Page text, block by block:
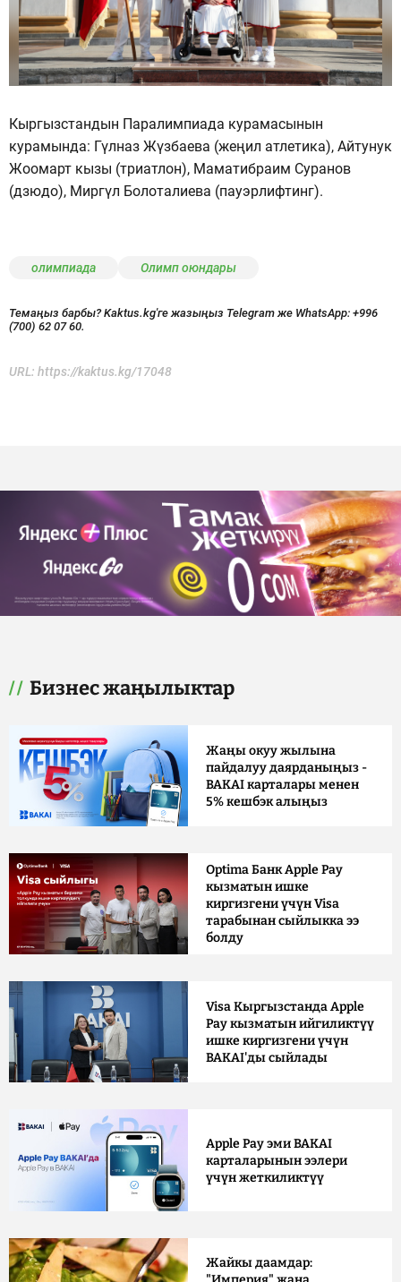
Кыргызстандын Паралимпиада курамасынын
курамында: Гүлназ Жүзбаева (жеңил атлетика), Айтунук
Жоомарт кызы (триатлон), Маматибраим Суранов
(дзюдо), Миргүл Болоталиева (пауэрлифтинг).
олимпиада Олимп оюндары
Темаңыз барбы? Kaktus.kg'ге жазыңыз Telegram же WhatsApp: +996
(700) 62 07 60.
URL: https://kaktus.kg/17048
Бизнес жаңылыктар
Жаңы окуу жылына
пайдалуу даярданыңыз -
BAKAI карталары менен
5% кешбэк алыңыз
Optima Банк Apple Pay
кызматын ишке
киргизгени үчүн Visa
тарабынан сыйлыкка ээ
болду
Visa Кыргызстанда Apple
Pay кызматын ийгиликтүү
ишке киргизгени үчүн
BAKAI'ды сыйлады
Apple Pay эми BAKAI
карталарынын ээлери
үчүн жеткиликтүү
Жайкы даамдар: